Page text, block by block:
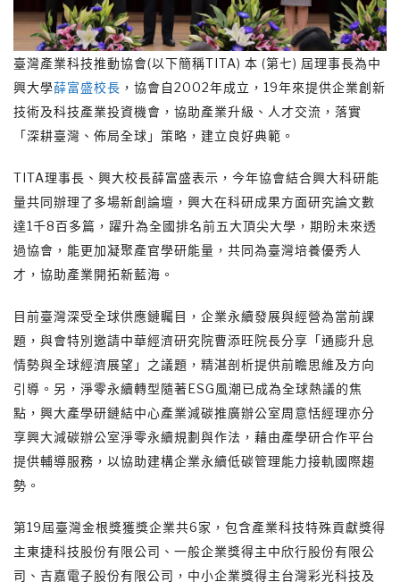
臺灣產業科技推動協會(以下簡稱TITA) 本 (第七) 屆理事長為中
興大學薛富盛校長 ，協會自2002年成立，19年來提供企業創新
技術及科技產業投資機會，協助產業升級、人才交流，落實
「深耕臺灣、佈局全球」策略，建立良好典範。
TITA理事長、興大校長薛富盛表示，今年協會結合興大科研能
量共同辦理了多場新創論壇，興大在科研成果方面研究論文數
達1千8百多篇，躍升為全國排名前五大頂尖大學，期盼未來透
過協會，能更加凝聚產官學研能量，共同為臺灣培養優秀人
才，協助產業開拓新藍海。
目前臺灣深受全球供應鏈矚目，企業永續發展與經營為當前課
題，與會特別邀請中華經濟研究院曹添旺院長分享「通膨升息
情勢與全球經濟展望」之議題，精湛剖析提供前瞻思維及方向
引導。另，淨零永續轉型隨著ESG風潮已成為全球熱議的焦
點，興大產學研鏈結中心產業減碳推廣辦公室周意恬經理亦分
享興大減碳辦公室淨零永續規劃與作法，藉由產學研合作平台
提供輔導服務，以協助建構企業永續低碳管理能力接軌國際趨
勢。
第19屆臺灣金根獎獲獎企業共6家，包含產業科技特殊貢獻獎得
主東捷科技股份有限公司、一般企業獎得主中欣行股份有限公
司、吉嘉電子股份有限公司，中小企業獎得主台灣彩光科技及